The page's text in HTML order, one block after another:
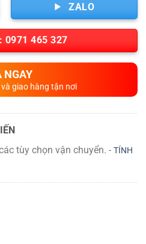
ZALO
0971 465 327
NGAY
giao hàng tận nơi
tùy chọn vận chuyển. - TÍNH